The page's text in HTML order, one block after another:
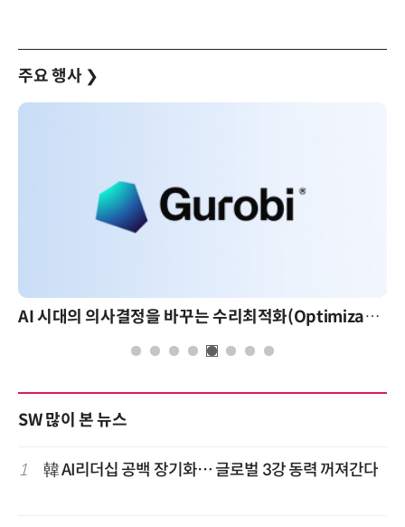
주요 행사 ❯
AI 시대의 의사결정을 바꾸는 수리최적화(Optimization): 실제 산업 적용 사례와 활용 전략 AI 핀옵스 실전 세미나: 폭증하는 AI
SW 많이 본 뉴스
1 韓 AI리더십 공백 장기화… 글로벌 3강 동력 꺼져간다